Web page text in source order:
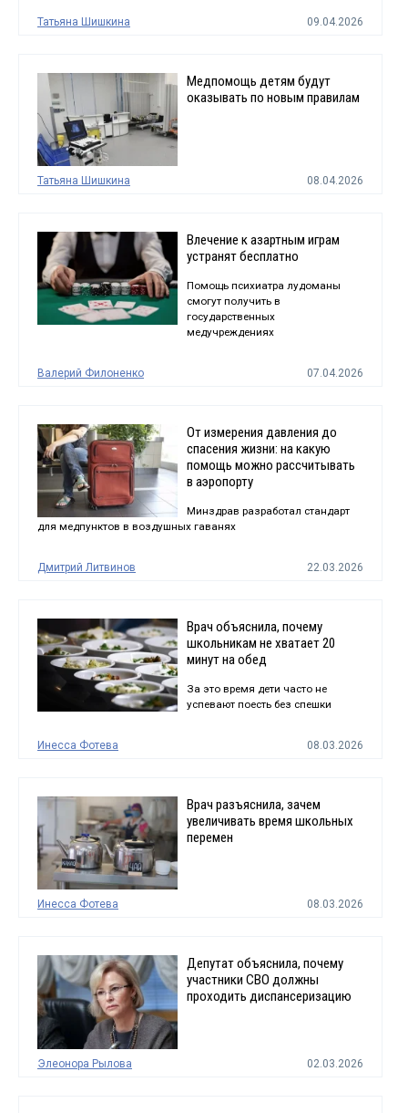
Татьяна Шишкина 09.04.2026
Медпомощь детям будут
оказывать по новым правилам
Татьяна Шишкина 08.04.2026
Влечение к азартным играм
устранят бесплатно
Помощь психиатра лудоманы
смогут получить в
государственных
медучреждениях
Валерий Филоненко 07.04.2026
От измерения давления до
спасения жизни: на какую
помощь можно рассчитывать
в аэропорту
Минздрав разработал стандарт
для медпунктов в воздушных гаванях
Дмитрий Литвинов 22.03.2026
Врач объяснила, почему
школьникам не хватает 20
минут на обед
За это время дети часто не
успевают поесть без спешки
Инесса Фотева 08.03.2026
Врач разъяснила, зачем
увеличивать время школьных
перемен
Инесса Фотева 08.03.2026
Депутат объяснила, почему
участники СВО должны
проходить диспансеризацию
Элеонора Рылова 02.03.2026